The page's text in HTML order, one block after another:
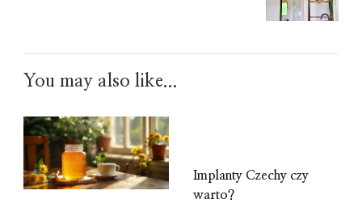
You may also like...
Implanty Czechy czy
warto?